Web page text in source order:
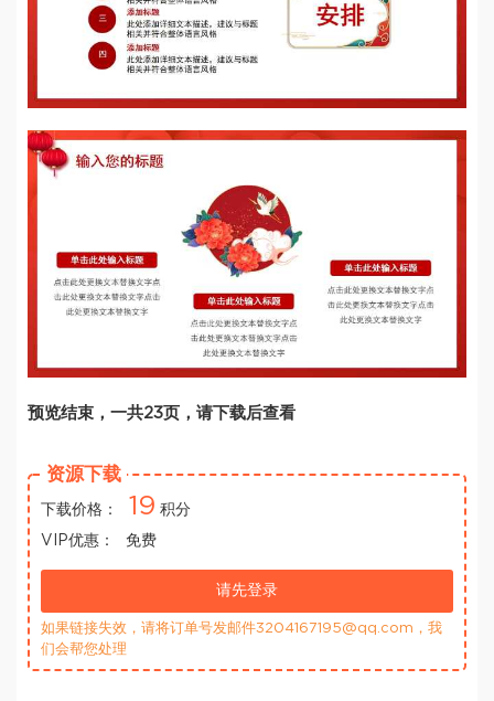
预览结束，一共23页，请下载后查看
资源下载
下载价格： 19 积分
VIP优惠：
免费
请先登录
如果链接失效，请将订单号发邮件3204167195@qq.com，我
们会帮您处理